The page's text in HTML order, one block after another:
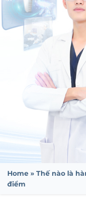
Home » Thế nào là
điểm